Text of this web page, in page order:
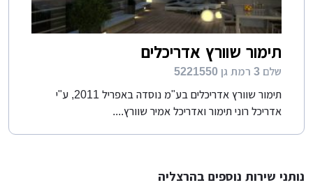
תימור שוורץ אדריכלים
שלם 3 רמת גן 5221550
תימור שוורץ אדריכלים בע"מ נוסדה באפריל 2011, ע"י
אדריכל רוני תימור ואדריכל אמיר שוורץ....
נותני שירות נוספים בהרצליה